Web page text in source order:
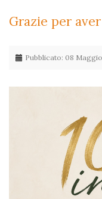
Grazie per
Pubblicato: 08